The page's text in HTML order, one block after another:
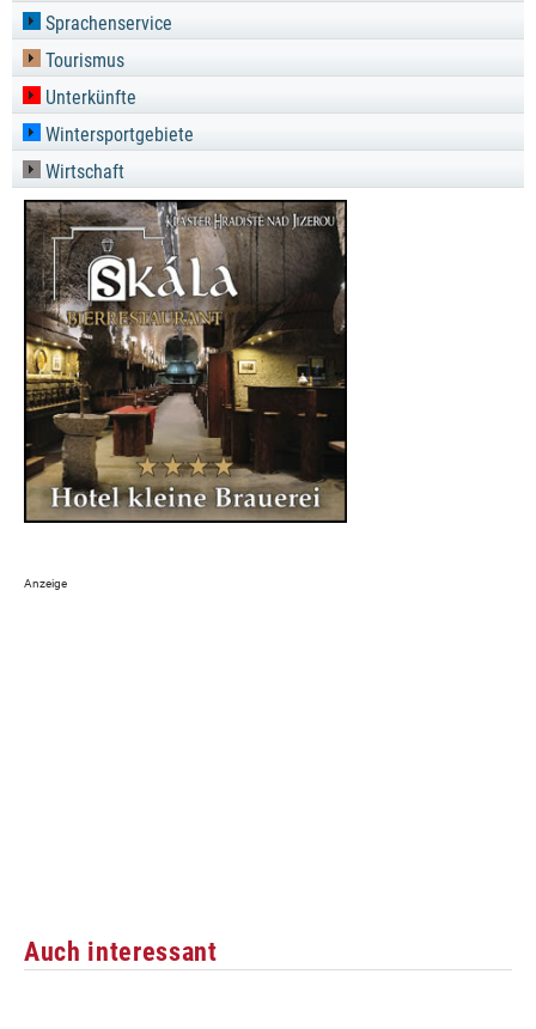
Sprachenservice
Tourismus
Unterkünfte
Wintersportgebiete
Wirtschaft
Auch interessant